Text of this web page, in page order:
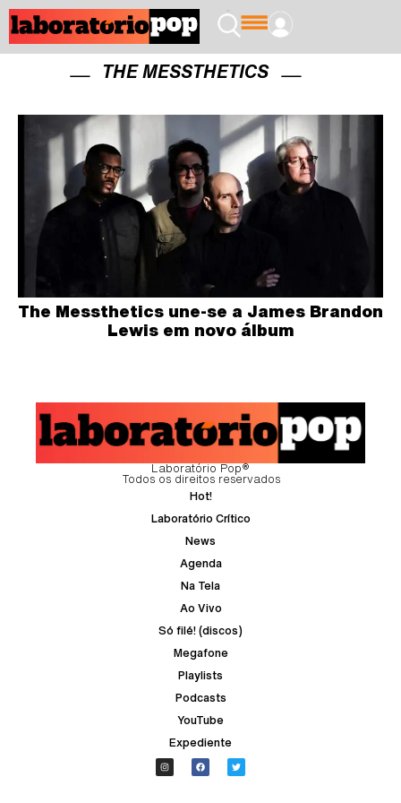
THE MESSTHETICS
The Messthetics une-se a James Brandon
Lewis em novo álbum
Laboratório Pop®
Todos os direitos reservados
Hot!
Laboratório Crítico
News
Agenda
Na Tela
Ao Vivo
Só filé! (discos)
Megafone
Playlists
Podcasts
YouTube
Expediente